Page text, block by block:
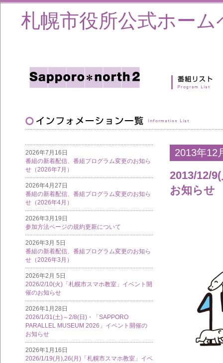
札幌市役所公式ホーム
2026年7月16日
番組の新着配信、番組プログラム変更のお知ら
せ（2026年7月）
2026年4月27日
番組の新着配信、番組プログラム変更のお知ら
せ（2026年4月）
2026年3月19日
参加方法ページの規約更新について
2026年3月 5日
番組の新着配信、番組プログラム変更のお知ら
せ（2026年3月）
2026年2月 5日
2026/2/10(火)「札幌市スマホ教室」イベント開
催のお知らせ
2026年1月28日
2026/1/31(土)～2/8(日)・「SAPPORO
PARALLEL MUSEUM 2026」イベント開催の
お知らせ
2026年1月16日
2026/1/19(月),26(月)「札幌市スマホ教室」イベ
2013年12
2013/12/
お知らせ